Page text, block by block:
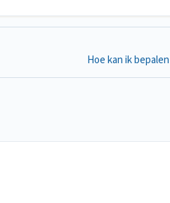
Hoe kan ik